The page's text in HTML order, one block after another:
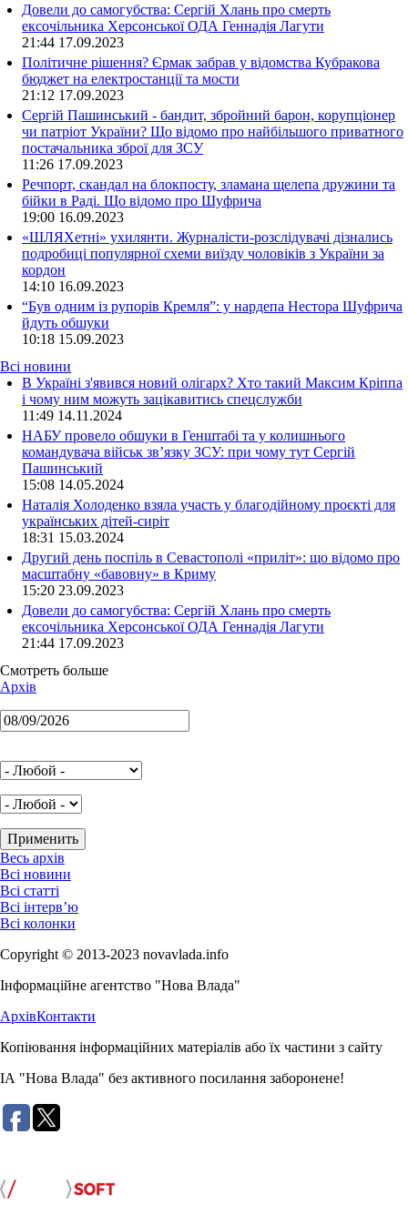
Довели до самогубства: Сергій Хлань про смерть
ексочільника Херсонської ОДА Геннадія Лагути
21:44 17.09.2023
Політичне рішення? Єрмак забрав у відомства Кубракова
бюджет на електростанції та мости
21:12 17.09.2023
Сергій Пашинський - бандит, збройний барон, корупціонер
чи патріот України? Що відомо про найбільшого приватного
постачальника зброї для ЗСУ
11:26 17.09.2023
Речпорт, скандал на блокпосту, зламана щелепа дружини та
бійки в Раді. Що відомо про Шуфрича
19:00 16.09.2023
«ШЛЯХетні» ухилянти. Журналісти-розслідувачі дізнались
подробиці популярної схеми виїзду чоловіків з України за
кордон
14:10 16.09.2023
“Був одним із рупорів Кремля”: у нардепа Нестора Шуфрича
йдуть обшуки
10:18 15.09.2023
Всі новини
В Україні з'явився новий олігарх? Хто такий Максим Кріппа
і чому ним можуть зацікавитись спецслужби
11:49 14.11.2024
НАБУ провело обшуки в Генштабі та у колишнього
командувача військ зв’язку ЗСУ: при чому тут Сергій
Пашинський
15:08 14.05.2024
Наталія Холоденко взяла участь у благодійному проєкті для
українських дітей-сиріт
18:31 15.03.2024
Другий день поспіль в Севастополі «приліт»: що відомо про
масштабну «бавовну» в Криму
15:20 23.09.2023
Довели до самогубства: Сергій Хлань про смерть
ексочільника Херсонської ОДА Геннадія Лагути
21:44 17.09.2023
Смотреть больше
Архів
Весь архів
Всі новини
Всі статті
Всі інтерв’ю
Всі колонки
Copyright © 2013-2023 novavlada.info
Інформаційне агентство "Нова Влада"
АрхівКонтакти
Копіювання інформаційних матеріалів або їх частини з сайту
ІА "Нова Влада" без активного посилання заборонене!